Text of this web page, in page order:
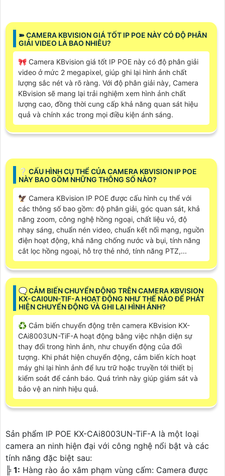
➽ CAMERA KBVISION GIÁ TỐT IP POE NÀY CÓ ĐỘ PHÂN
GIẢI VIDEO LÀ BAO NHIÊU?
🎀 Camera KBvision giá tốt IP POE này có độ phân giải
video ở mức 2 megapixel, giúp ghi lại hình ảnh chất
lượng sắc nét và rõ ràng. Với độ phân giải này, Camera
KBvision sẽ mang lại trải nghiệm xem hình ảnh chất
lượng cao, đồng thời cung cấp khả năng quan sát hiệu
quả và chính xác trong mọi điều kiện ánh sáng.
❔ CẤU HÌNH CỤ THỂ CỦA CAMERA KBVISION IP POE
NÀY BAO GỒM NHỮNG THÔNG SỐ NÀO?
🦅 Camera KBvision IP POE được cấu hình cụ thể với
các thông số bao gồm: độ phân giải, góc quan sát, khả
năng zoom, công nghệ hồng ngoại, chất liệu vỏ, độ
nhạy sáng, chuẩn nén video, chuẩn kết nối mạng, nguồn
điện hoạt động, khả năng chống nước và bụi, tính năng
cắt lọc hồng ngoại, hỗ trợ thẻ nhớ, tính năng PTZ,...
🗨️ CẢM BIẾN CHUYỂN ĐỘNG TRÊN CAMERA KBVISION
KX-CAI0UN-TIF-A HOẠT ĐỘNG NHƯ THẾ NÀO ĐỂ PHÁT
HIỆN CHUYỂN ĐỘNG VÀ GHI LẠI HÌNH ẢNH?
♻️ Cảm biến chuyển động trên camera KBvision KX-
CAi8003UN-TiF-A hoạt động bằng việc nhận diện sự
thay đổi trong hình ảnh, như chuyển động của đối
tượng. Khi phát hiện chuyển động, cảm biến kích hoạt
máy ghi lại hình ảnh để lưu trữ hoặc truyền tới thiết bị
kiểm soát để cảnh báo. Quá trình này giúp giám sát và
bảo vệ an ninh hiệu quả.
Sản phẩm IP POE KX-CAi8003UN-TiF-A là một loại
camera an ninh hiện đại với công nghệ nổi bật và các
tính năng đặc biệt sau:
╠ 1: Hàng rào ảo xâm phạm vùng cấm: Camera được